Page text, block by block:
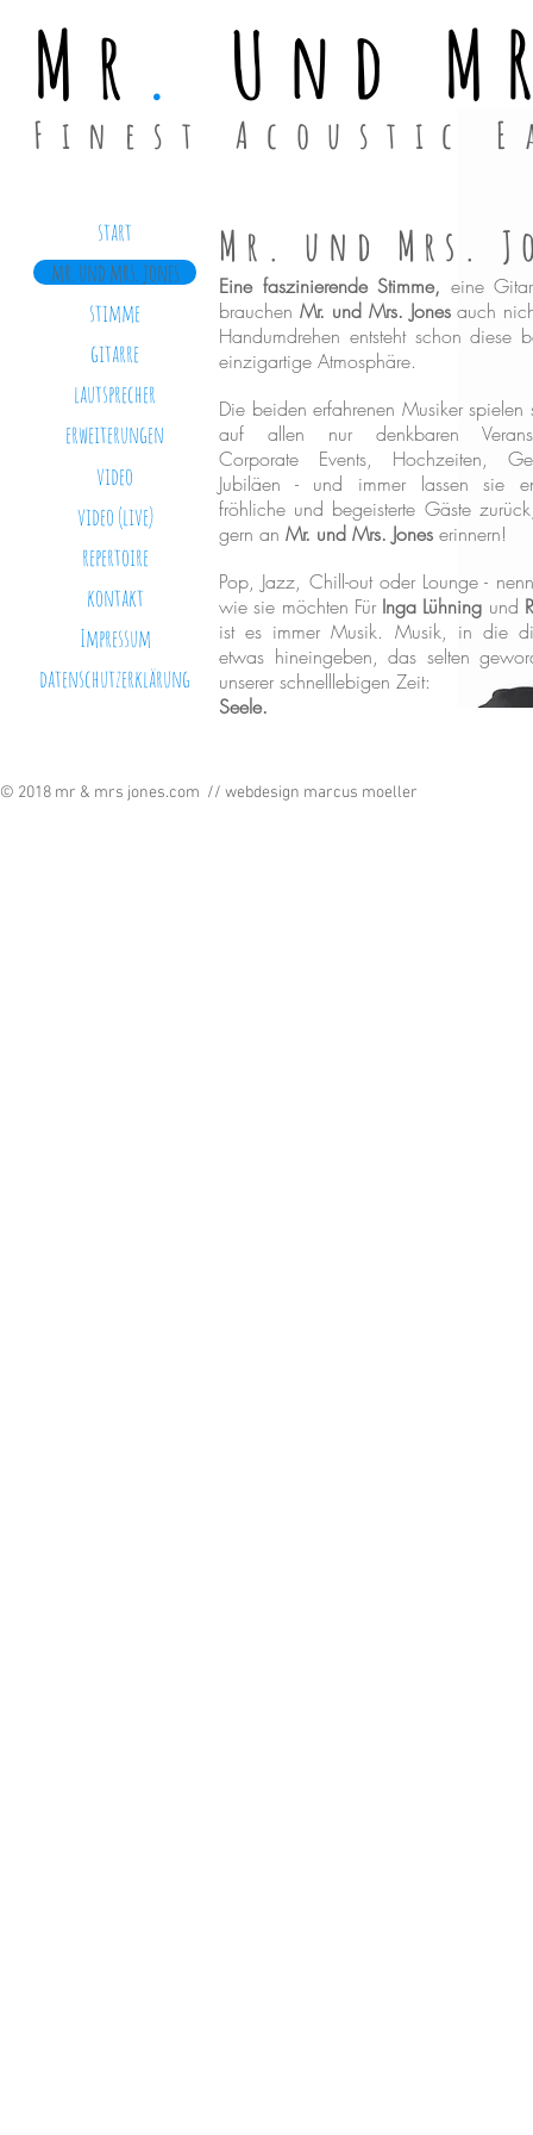
Eine faszinierende Stimme, eine
brauchen Mr. und Mrs. Jonesauch
Handumdrehen entsteht schon diese
einzigartige Atmosphäre.
Die beiden erfahrenen Musiker spielen
auf allen nur denkbaren
Corporate Events, Hochzeiten,
Jubiläen - und immer lassen sie
fröhliche und begeisterte Gäste
gern an Mr. und Mrs. Jones erinnern!
Pop, Jazz, Chill-out oder Lounge -
wie sie möchten Für Inga Lühning und
ist es immer Musik. Musik, in die
etwas hineingeben, das selten
unserer schnelllebigen Zeit:
Seele.
Mr. und Mrs.
Mr . Und
Finest Acoustic
start
mr. und mrs. jones
stimme
gitarre
lautsprecher
erweiterungen
video
video (live)
repertoire
kontakt
Impressum
datenschutzerklärung
© 2018 mr & mrs jones.com // webdesign marcus moeller